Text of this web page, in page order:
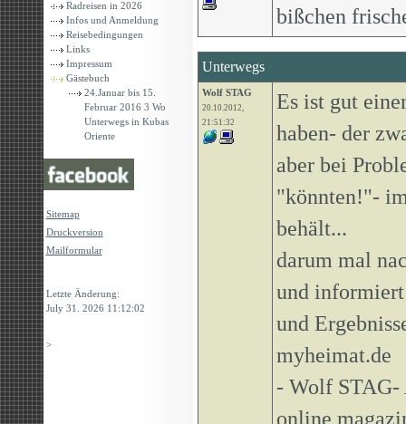
Radreisen in 2026
Infos und Anmeldung
Reisebedingungen
Links
Impressum
Gästebuch
24.Januar bis 15.
Februar 2016 3 Wo
Unterwegs in Kubas
Oriente
Sitemap
Druckversion
Mailformular
Letzte Änderung:
July 31. 2026 11:12:02
>
bißchen
Unterwegs
Wolf STAG
20.10.2012,
21:51:32
Es ist gut
haben- der
aber bei
"könnten!"-
behält...
darum mal
und
und
myheimat.de
- Wolf STAG-
online